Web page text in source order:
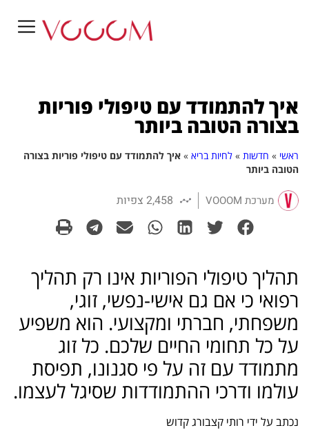
איך להתמודד עם טיפולי פוריות
בצורה הטובה ביותר
ראשי » חדשות » לחיות בריא » איך להתמודד עם טיפולי פוריות בצורה
הטובה ביותר
מערכת VOOOM 2,458 צפיות
תהליך טיפולי הפוריות אינו רק תהליך
רפואי כי אם גם אישי-נפשי, זוגי,
משפחתי, חברתי ומקצועי. הוא משפיע
על כל תחומי החיים שלכם. כל זוג
מתמודד עם זה על פי סגנונו, תפיסת
עולמו ודרכי ההתמודדות שסיגל לעצמו.
נכתב על ידי רותי קצבורג קדוש